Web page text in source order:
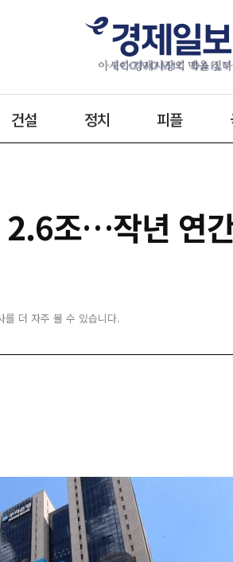
건설 정치 피플
조…작년 연
더 자주 볼 수 있습니다.